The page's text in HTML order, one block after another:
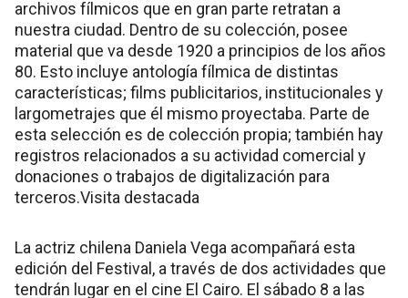
archivos fílmicos que en gran parte retratan a
nuestra ciudad. Dentro de su colección, posee
material que va desde 1920 a principios de los años
80. Esto incluye antología fílmica de distintas
características; films publicitarios, institucionales y
largometrajes que él mismo proyectaba. Parte de
esta selección es de colección propia; también hay
registros relacionados a su actividad comercial y
donaciones o trabajos de digitalización para
terceros.Visita destacada
La actriz chilena Daniela Vega acompañará esta
edición del Festival, a través de dos actividades que
tendrán lugar en el cine El Cairo. El sábado 8 a las